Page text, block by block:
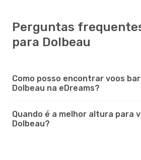
Perguntas
para Dolbeau
Como posso encontrar voos
Dolbeau na eDreams?
Quando é a melhor altura para
Dolbeau?